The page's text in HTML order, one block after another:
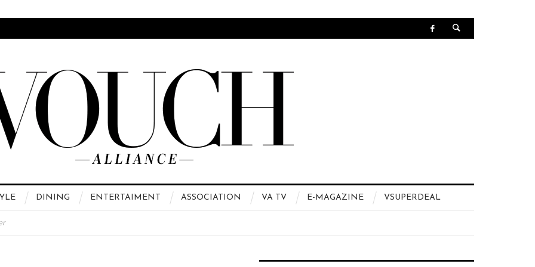
DINING ENTERTAIMENT ASSOCIATION VA TV E-MAGAZINE VSUPERDEAL